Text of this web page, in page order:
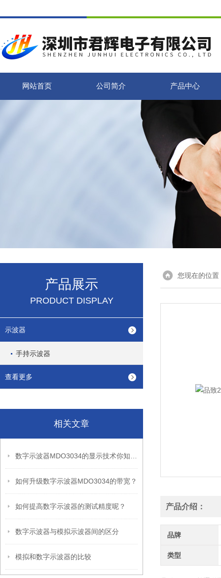
网站首页 公司简介 产品中心
产品展示
PRODUCT DISPLAY
示波器
手持示波器
查看更多
相关文章
如何升级数字示波器MDO3034的带宽？
如何提高数字示波器的测试精度呢？
数字示波器与模拟示波器间的区分
模拟和数字示波器的比较
您现在的位置
产品介绍：
品牌
类型